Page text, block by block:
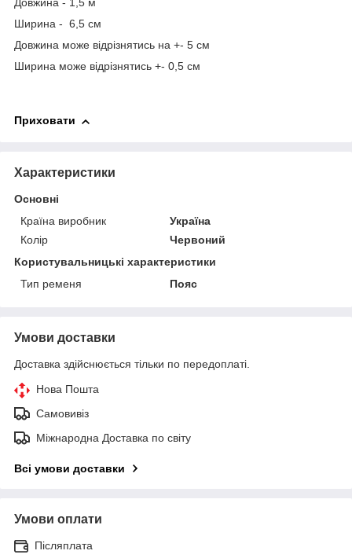
Довжина - 1,5 м
Ширина - 6,5 см
Довжина може відрізнятись на +- 5 см
Ширина може відрізнятись +- 0,5 см
Приховати
Характеристики
Основні
Країна виробник
Україна
Колір
Червоний
Користувальницькі характеристики
Тип ременя
Пояс
Умови доставки
Доставка здійснюється тільки по передоплаті.
Нова Пошта
Самовивіз
Міжнародна Доставка по світу
Всі умови доставки
Умови оплати
Післяплата